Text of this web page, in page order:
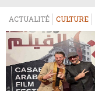
ACTUALITÉ CULTURE